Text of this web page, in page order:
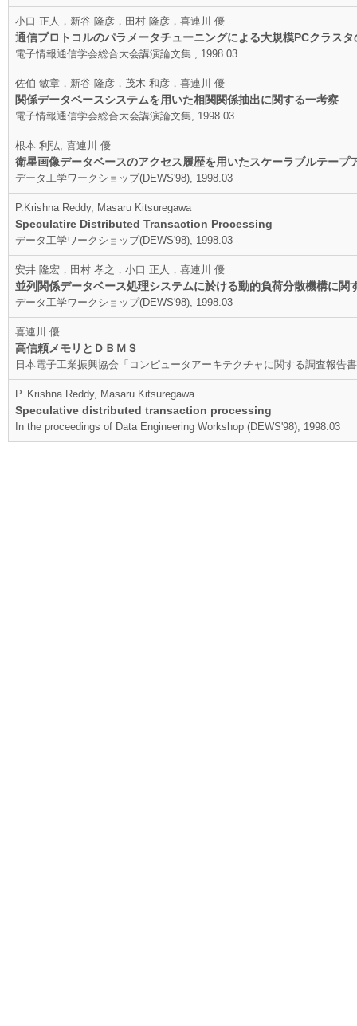
小口 正人，新谷 隆彦，田村 隆彦，喜連川 優
通信プロトコルのパラメータチューニングによる大規模PCクラス
電子情報通信学会総合大会講演論文集 , 1998.03
佐伯 敏章，新谷 隆彦，茂木 和彦，喜連川 優
関係データベースシステムを用いた相関関係抽出に関する一考察
電子情報通信学会総合大会講演論文集, 1998.03
根本 利弘, 喜連川 優
衛星画像データベースのアクセス履歴を用いたスケーラブルテープ
データ工学ワークショップ(DEWS'98), 1998.03
P.Krishna Reddy, Masaru Kitsuregawa
Speculatire Distributed Transaction Processing
データ工学ワークショップ(DEWS'98), 1998.03
安井 隆宏，田村 孝之，小口 正人，喜連川 優
並列関係データベース処理システムに於ける動的負荷分散機構に関
データ工学ワークショップ(DEWS'98), 1998.03
喜連川 優
高信頼メモリとＤＢＭＳ
日本電子工業振興協会「コンピュータアーキテクチャに関する調査報告
P. Krishna Reddy, Masaru Kitsuregawa
Speculative distributed transaction processing
In the proceedings of Data Engineering Workshop (DEWS'98), 1998.03